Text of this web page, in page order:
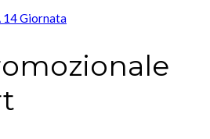
14 Giornata